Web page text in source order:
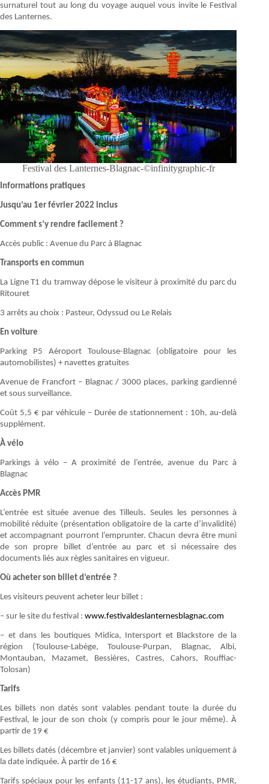
surnaturel tout au long du voyage auquel vous invite le Festival
des Lanternes.
Festival des Lanternes-Blagnac-©infinitygraphic-fr
Informations pratiques
Jusqu’au 1er février 2022 inclus
Comment s’y rendre facilement ?
Accès public : Avenue du Parc à Blagnac
Transports en commun
La Ligne T1 du tramway dépose le visiteur à proximité du parc du
Ritouret
3 arrêts au choix : Pasteur, Odyssud ou Le Relais
En voiture
Parking P5 Aéroport Toulouse-Blagnac (obligatoire pour les
automobilistes) + navettes gratuites
Avenue de Francfort – Blagnac / 3000 places, parking gardienné
et sous surveillance.
Coût 5,5 € par véhicule – Durée de stationnement : 10h, au-delà
supplément.
À vélo
Parkings à vélo – A proximité de l’entrée, avenue du Parc à
Blagnac
Accès PMR
L’entrée est située avenue des Tilleuls. Seules les personnes à
mobilité réduite (présentation obligatoire de la carte d’invalidité)
et accompagnant pourront l’emprunter. Chacun devra être muni
de son propre billet d’entrée au parc et si nécessaire des
documents liés aux règles sanitaires en vigueur.
Où acheter son billet d’entrée ?
Les visiteurs peuvent acheter leur billet :
– sur le site du festival : www.festivaldeslanternesblagnac.com
– et dans les boutiques Midica, Intersport et Blackstore de la
région (Toulouse-Labège, Toulouse-Purpan, Blagnac, Albi,
Montauban, Mazamet, Bessières, Castres, Cahors, Rouffiac-
Tolosan)
Tarifs
Les billets non datés sont valables pendant toute la durée du
Festival, le jour de son choix (y compris pour le jour même). À
partir de 19 €
Les billets datés (décembre et janvier) sont valables uniquement à
la date indiquée. À partir de 16 €
Tarifs spéciaux pour les enfants (11-17 ans), les étudiants, PMR,